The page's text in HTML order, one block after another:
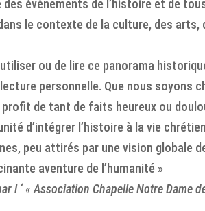
événements de l’histoire et de
le contexte de la culture, des
ou de lire ce panorama
personnelle. Que nous
de tant de faits heureux ou
d’intégrer l’histoire à la vie
peu attirés par une vision
aventure de l’humanité »
l ‘ « Association Chapelle Notre Dame